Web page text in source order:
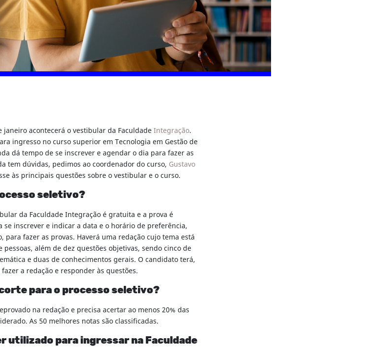
janeiro acontecerá o vestibular da FaculdadeIntegração.
ingresso no curso superior em Tecnologia em Gestão de
dá tempo de se inscrever e agendar o dia para fazer as
tem dúvidas, pedimos ao coordenador do curso, Gustavo
às principais questões sobre o vestibular e o curso.
seletivo?
da Faculdade Integração é gratuita e a prova é
se inscrever e indicar a data e o horário de preferência,
para fazer as provas. Haverá uma redação cujo tema está
pessoas, além de dez questões objetivas, sendo cinco de
e duas de conhecimentos gerais. O candidato terá,
a redação e responder às questões.
para o processo seletivo?
na redação e precisa acertar ao menos 20% das
As 50 melhores notas são classificadas.
utilizado para ingressar na Faculdade